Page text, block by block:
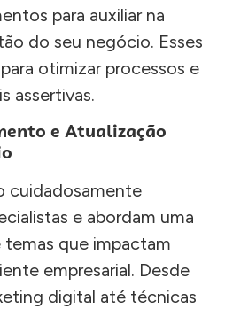
para auxiliar na
do seu negócio. Esses
otimizar processos e
assertivas.
e Atualização
cuidadosamente
e abordam uma
temas que impactam
empresarial. Desde
digital até técnicas